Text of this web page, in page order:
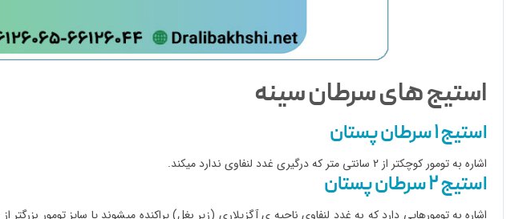
استیج های سرطان سینه
استیج ۱ سرطان پستان
اشاره به تومور کوچکتر از ۲ سانتی متر که درگیری غدد لنفاوی ندارد میکند.
استیج ۲ سرطان پستان